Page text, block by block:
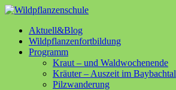
Aktuell&Blog
Wildpflanzenfortbildung
Programm
Kraut – und Waldwochenende
Kräuter – Auszeit im Baybachtal
Pilzwanderung